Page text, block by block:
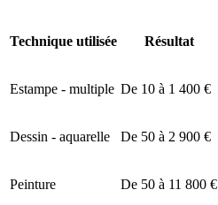
Technique utilisée Résultat
Estampe - multiple De 10 à 1 400 €
Dessin - aquarelle De 50 à 2 900 €
Peinture De 50 à 11 800 €